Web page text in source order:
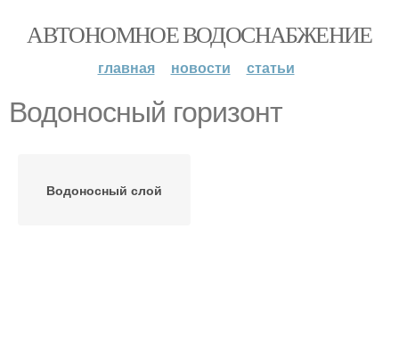
АВТОНОМНОЕ ВОДОСНАБЖЕНИЕ
главная новости статьи
Водоносный горизонт
Водоносный слой